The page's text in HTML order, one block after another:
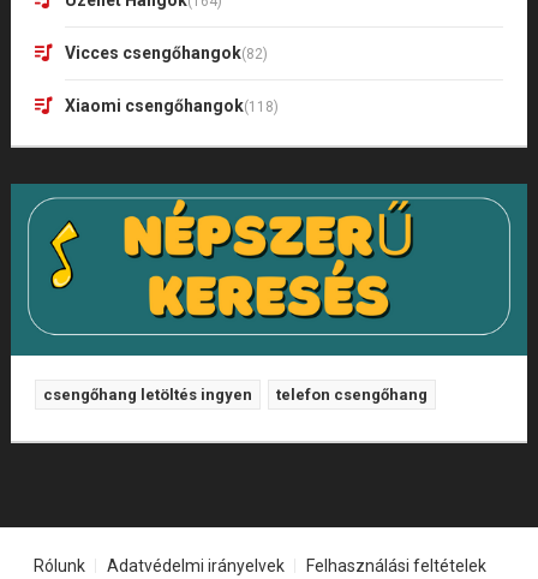
Vicces csengőhangok(82)
Xiaomi csengőhangok(118)
csengőhang letöltés ingyen telefon csengőhang
Rólunk Adatvédelmi irányelvek Felhasználási feltételek